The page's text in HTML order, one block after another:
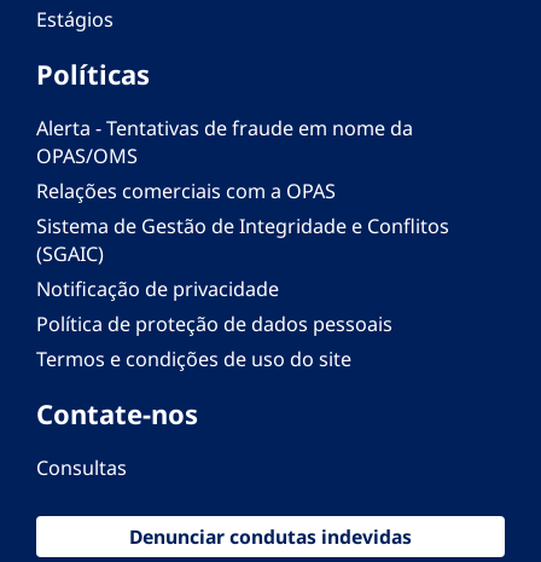
Estágios
Políticas
Alerta - Tentativas de fraude em nome da
OPAS/OMS
Relações comerciais com a OPAS
Sistema de Gestão de Integridade e Conflitos
(SGAIC)
Notificação de privacidade
Política de proteção de dados pessoais
Termos e condições de uso do site
Contate-nos
Consultas
Denunciar condutas indevidas